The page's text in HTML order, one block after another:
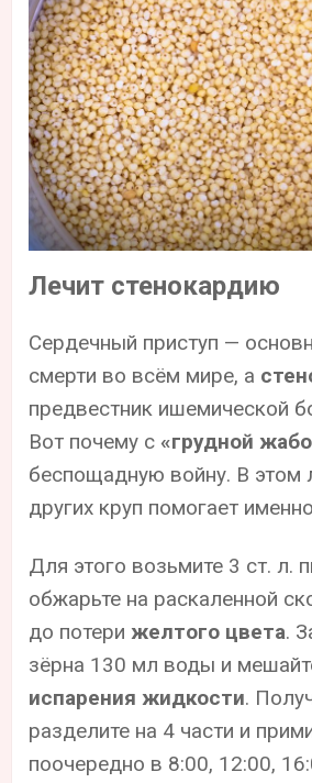
Лечит стенокардию
Сердечный приступ —
смерти во всём мире, а
предвестник ишемической
Вот почему с «грудной
беспощадную войну. В этом
других круп помогает именно
Для этого возьмите 3 ст. л.
обжарьте на раскаленной
до потерижелтого цвета.
зёрна 130 мл воды и
испарения жидкости.
разделите на 4 части и
поочередно в 8:00, 12:00,